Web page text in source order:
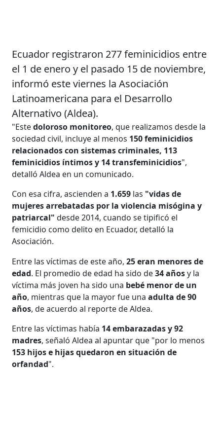
Ecuador registraron 277 feminicidios entre
el 1 de enero y el pasado 15 de noviembre,
informó este viernes la Asociación
Latinoamericana para el Desarrollo
Alternativo (Aldea).
"Estedoloroso monitoreo, que realizamos desde la
sociedad civil, incluye al menos 150 feminicidios
relacionados con sistemas criminales, 113
feminicidios íntimos y 14 transfeminicidios",
detalló Aldea en un comunicado.
Con esa cifra, ascienden a 1.659 las "vidas de
mujeres arrebatadas por la violencia misógina y
patriarcal"desde 2014, cuando se tipificó el
femicidio como delito en Ecuador, detalló la
Asociación.
Entre las víctimas de este año,25 eran menores de
edad. El promedio de edad ha sido de34 añosy la
víctima más joven ha sido una bebé menor de un
año, mientras que la mayor fue unaadulta de 90
años, de acuerdo al reporte de Aldea.
Entre las víctimas había 14 embarazadas y 92
madres, señaló Aldea al apuntar que "por lo menos
153 hijos e hijas quedaron en situación de
orfandad".